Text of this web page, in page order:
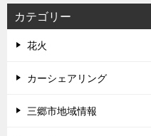
カテゴリー
花火
カーシェアリング
三郷市地域情報